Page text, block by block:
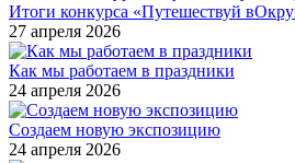
Итоги конкурса «Путешествуй
27 апреля 2026
Как мы работаем в праздники
24 апреля 2026
Создаем новую экспозицию
24 апреля 2026